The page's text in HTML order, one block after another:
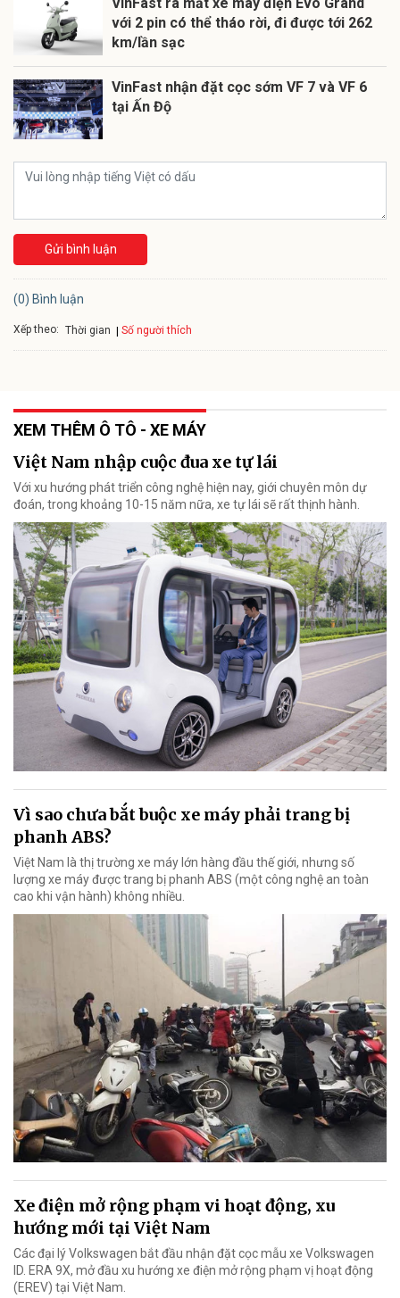
với 2 pin có thể tháo rời, đi được tới 262
km/lần sạc
VinFast nhận đặt cọc sớm VF 7 và VF 6
tại Ấn Độ
Gửi bình luận
(0) Bình luận
Xếp theo: Thời gian Số người thích
XEM THÊM Ô TÔ - XE MÁY
Việt Nam nhập cuộc đua xe tự lái
Với xu hướng phát triển công nghệ hiện nay, giới chuyên môn dự
đoán, trong khoảng 10-15 năm nữa, xe tự lái sẽ rất thịnh hành.
Vì sao chưa bắt buộc xe máy phải trang bị
phanh ABS?
Việt Nam là thị trường xe máy lớn hàng đầu thế giới, nhưng số
lượng xe máy được trang bị phanh ABS (một công nghệ an toàn
cao khi vận hành) không nhiều.
Xe điện mở rộng phạm vi hoạt động, xu
hướng mới tại Việt Nam
Các đại lý Volkswagen bắt đầu nhận đặt cọc mẫu xe Volkswagen
ID. ERA 9X, mở đầu xu hướng xe điện mở rộng phạm vị hoạt động
(EREV) tại Việt Nam.